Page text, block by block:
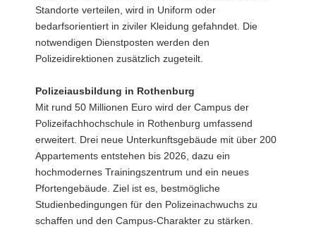
Standorte verteilen, wird in Uniform oder
bedarfsorientiert in ziviler Kleidung gefahndet. Die
notwendigen Dienstposten werden den
Polizeidirektionen zusätzlich zugeteilt.
Polizeiausbildung in Rothenburg
Mit rund 50 Millionen Euro wird der Campus der
Polizeifachhochschule in Rothenburg umfassend
erweitert. Drei neue Unterkunftsgebäude mit über 200
Appartements entstehen bis 2026, dazu ein
hochmodernes Trainingszentrum und ein neues
Pfortengebäude. Ziel ist es, bestmögliche
Studienbedingungen für den Polizeinachwuchs zu
schaffen und den Campus-Charakter zu stärken.